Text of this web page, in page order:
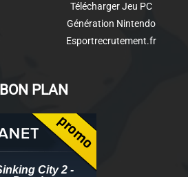
Télécharger Jeu PC
Génération Nintendo
Esportrecrutement.fr
BON PLAN